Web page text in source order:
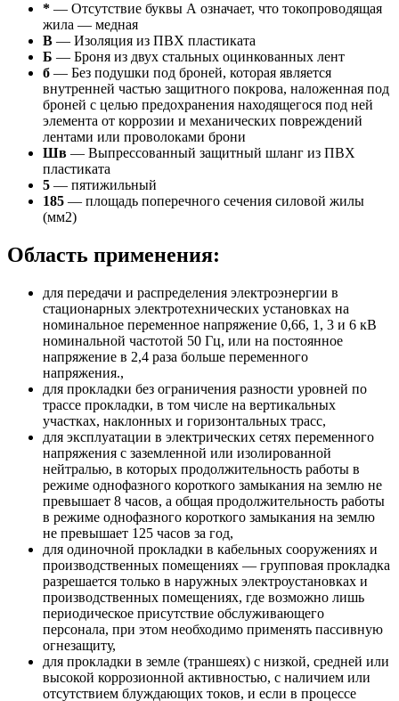
* — Отсутствие буквы А означает, что токопроводящая
жила — медная
В — Изоляция из ПВХ пластиката
Б — Броня из двух стальных оцинкованных лент
б — Без подушки под броней, которая является
внутренней частью защитного покрова, наложенная под
броней с целью предохранения находящегося под ней
элемента от коррозии и механических повреждений
лентами или проволоками брони
Шв — Выпрессованный защитный шланг из ПВХ
пластиката
5 — пятижильный
185 — площадь поперечного сечения силовой жилы
(мм2)
Область применения:
для передачи и распределения электроэнергии в
стационарных электротехнических установках на
номинальное переменное напряжение 0,66, 1, 3 и 6 кВ
номинальной частотой 50 Гц, или на постоянное
напряжение в 2,4 раза больше переменного
напряжения.,
для прокладки без ограничения разности уровней по
трассе прокладки, в том числе на вертикальных
участках, наклонных и горизонтальных трасс,
для эксплуатации в электрических сетях переменного
напряжения с заземленной или изолированной
нейтралью, в которых продолжительность работы в
режиме однофазного короткого замыкания на землю не
превышает 8 часов, а общая продолжительность работы
в режиме однофазного короткого замыкания на землю
не превышает 125 часов за год,
для одиночной прокладки в кабельных сооружениях и
производственных помещениях — групповая прокладка
разрешается только в наружных электроустановках и
производственных помещениях, где возможно лишь
периодическое присутствие обслуживающего
персонала, при этом необходимо применять пассивную
огнезащиту,
для прокладки в земле (траншеях) с низкой, средней или
высокой коррозионной активностью, с наличием или
отсутствием блуждающих токов, и если в процессе